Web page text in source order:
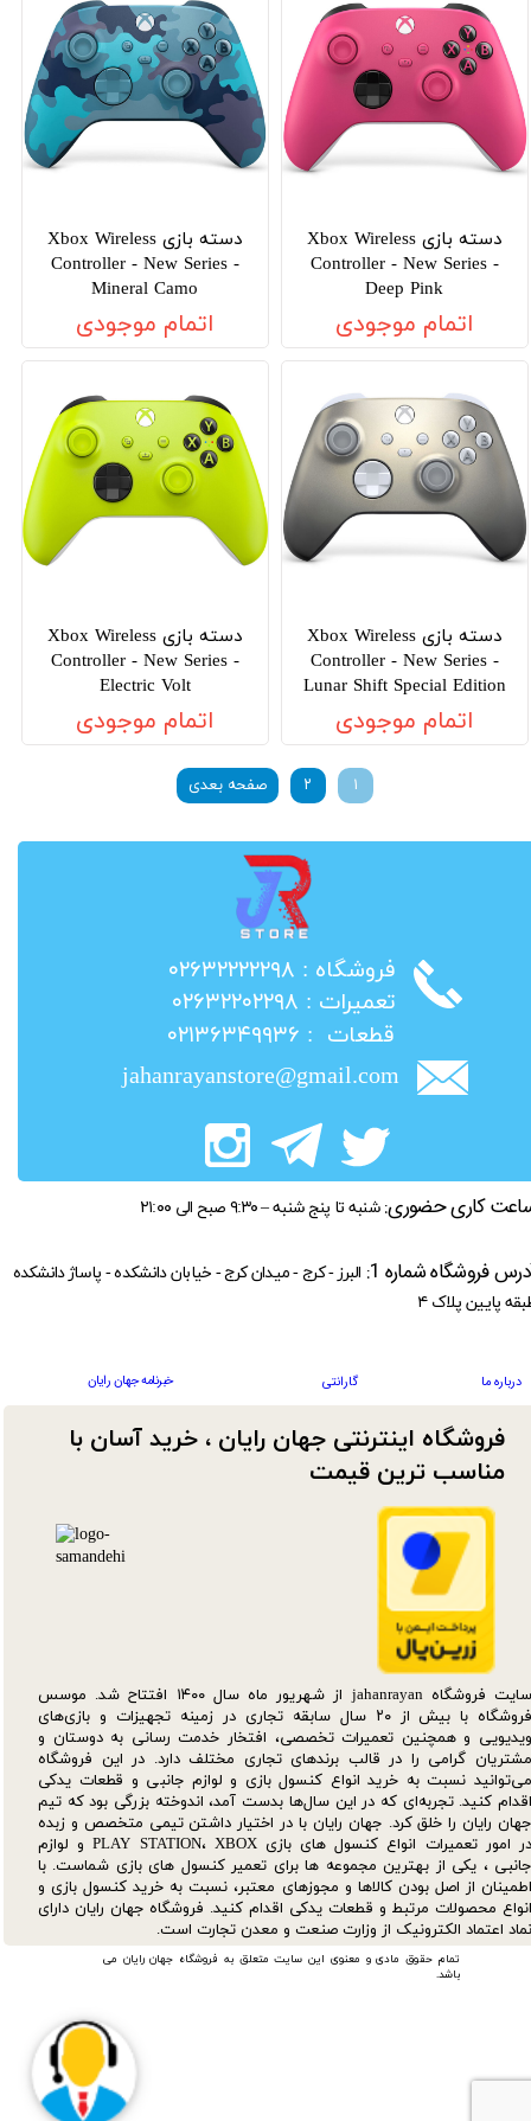
دسته بازی Xbox Wireless
Controller - New Series -
Deep Pink
اتمام موجودی
دسته بازی Xbox Wireless
Controller - New Series -
Mineral Camo
اتمام موجودی
دسته بازی Xbox Wireless
Controller - New Series -
Lunar Shift Special Edition
اتمام موجودی
دسته بازی Xbox Wireless
Controller - New Series -
Electric Volt
اتمام موجودی
۱ ۲ صفحه بعدی
تمام حقوق مادی و معنوی این سایت متعلق به فروشگاه جهان رایان می
باشد.
​فروشگاه : ۰۲۶۳۲۲۲۲۲۹۸
​تعمیرات : ۰۲۶۳۲۲۰۲۲۹۸
​قطعات : ۰۲۱۳۶۳۴۹۹۳۶
jahanrayanstore@gmail.com
سایت فروشگاه jahanrayan از شهریور ماه سال ۱۴۰۰ افتتاح شد. موسس
فروشگاه با بیش از ۲۰ سال سابقه تجاری در زمینه تجهیزات و بازی‌های
ویدیویی و همچنین تعمیرات تخصصی، افتخار خدمت رسانی به دوستان و
مشتریان گرامی را در قالب برندهای تجاری مختلف دارد. در این فروشگاه
می‌توانید نسبت به خرید انواع کنسول بازی و لوازم جانبی و قطعات یدکی‌
اقدام کنید. تجربه‌ای که در این سال‌ها بدست آمد، اندوخته بزرگی بود که تیم
جهان رایان را خلق کرد. جهان رایان با در اختیار داشتن تیمی متخصص و زبده
در امور تعمیرات انواع کنسول های بازی PLAY STATION، XBOX و لوازم
جانبی ، یکی از بهترین مجموعه ها برای تعمیر کنسول های بازی شماست. با
اطمینان از اصل بودن کالاها و مجوزهای معتبر، نسبت به خرید کنسول بازی و
انواع محصولات مرتبط و قطعات یدکی اقدام کنید. فروشگاه جهان رایان دارای
نماد اعتماد الکترونیک از وزارت صنعت و معدن تجارت است.
فروشگاه اینترنتی جهان رایان ، خرید آسان با
مناسب ترین قیمت​​​​​​​
کاری حضوری: شنبه تا پنج شنبه – ۹:۳۰ صبح الی ۲۱:۰۰
درباره ما گارانتی خبرنامه جهان رایان
فروشگاه شماره 1:
البرز - کرج - میدان کرج - خیابان دانشکده - پاساژ دانشکده
پایین پلاک ۴